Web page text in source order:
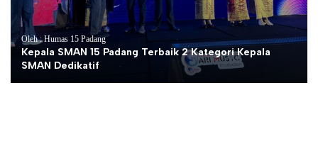
Oleh : Humas 15 Padang
Kepala SMAN 15 Padang Terbaik 2 Kategori Kepala
SMAN Dedikatif